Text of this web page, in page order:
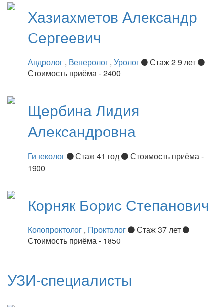
Хазиахметов Александр
Сергеевич
Андролог , Венеролог , Уролог
Стаж 2 9 лет
Стоимость приёма - 2400
ЩербинаЛидия
Александровна
Гинеколог Стаж 41 год
Стоимость приёма -
1900
Корняк Борис Степанович
Колопроктолог , Проктолог
Стаж 37 лет
Стоимость приёма - 1850
УЗИ-специалисты